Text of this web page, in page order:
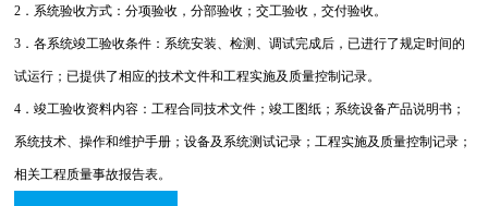
2．系统验收方式：分项验收，分部验收；交工验收，交付验收。
3．各系统竣工验收条件：系统安装、检测、调试完成后，已进行了规定时间的
试运行；已提供了相应的技术文件和工程实施及质量控制记录。
4．竣工验收资料内容：工程合同技术文件；竣工图纸；系统设备产品说明书；
系统技术、操作和维护手册；设备及系统测试记录；工程实施及质量控制记录；
相关工程质量事故报告表。